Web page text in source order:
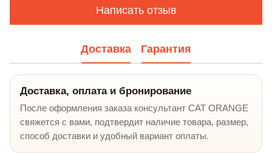
Написать отзыв
Доставка Гарантия
Доставка, оплата и бронирование
После оформления заказа консультант CAT ORANGE
свяжется с вами, подтвердит наличие товара, размер,
способ доставки и удобный вариант оплаты.